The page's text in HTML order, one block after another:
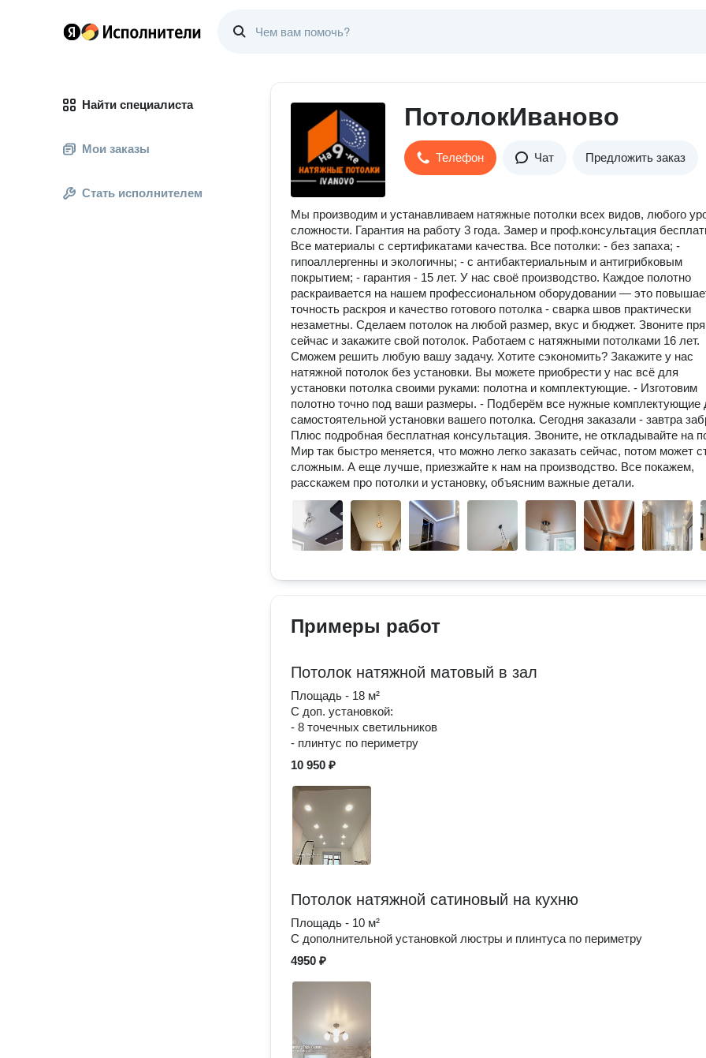
Найти специалиста
Мои заказы
Стать исполнителем
ПотолокИваново
Телефон Чат Предложить заказ
Мы производим и устанавливаем натяжные потолки всех видов, любого
сложности. Гарантия на работу 3 года. Замер и проф.консультация
Все материалы с сертификатами качества. Все потолки: - без запаха; -
гипоаллергенны и экологичны; - с антибактериальным и антигрибковым
покрытием; - гарантия - 15 лет. У нас своё производство. Каждое полотно
раскраивается на нашем профессиональном оборудовании — это
точность раскроя и качество готового потолка - сварка швов практически
незаметны. Сделаем потолок на любой размер, вкус и бюджет. Звоните
сейчас и закажите свой потолок. Работаем с натяжными потолками 16 лет.
Сможем решить любую вашу задачу. Хотите сэкономить? Закажите у нас
натяжной потолок без установки. Вы можете приобрести у нас всё для
установки потолка своими руками: полотна и комплектующие. - Изготовим
полотно точно под ваши размеры. - Подберём все нужные комплектующие
самостоятельной установки вашего потолка. Сегодня заказали - завтра
Плюс подробная бесплатная консультация. Звоните, не откладывайте на
Мир так быстро меняется, что можно легко заказать сейчас, потом может
сложным. А еще лучше, приезжайте к нам на производство. Все покажем,
расскажем про потолки и установку, объясним важные детали.
Примеры работ
Потолок натяжной матовый в зал
Площадь - 18 м²
С доп. установкой:
- 8 точечных светильников
- плинтус по периметру
10 950 ₽
Потолок натяжной сатиновый на кухню
Площадь - 10 м²
С дополнительной установкой люстры и плинтуса по периметру
4950 ₽